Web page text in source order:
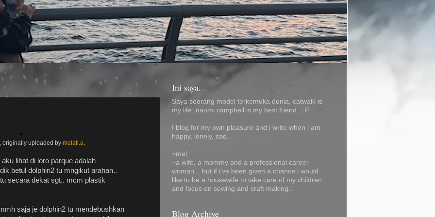
originally uploaded by melati.a
lihat di loro parque adalah
betul dolphin2 tu mngikut arahan..
secara dekat sgt.. mcm plastik
saja je dolphin2 tu mendebushkan
Ini saya..
Saya seorang model terkemuka dunia, catwalk is
my life, naomi campbell is my best friend.. :P
I blog for my own pleasure and i write when i am
happy, lonely, sad..
~mel
~a wife, a mommy and a professional career
woman... but if i've been given a chance i would
like to be a housewife to take care of my children
and focus on sewing and craft making..
Blog Archive